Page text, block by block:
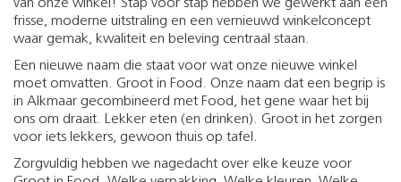
van onze winkel! Stap voor stap hebben we gewerkt aan een
frisse, moderne uitstraling en een vernieuwd winkelconcept
waar gemak, kwaliteit en beleving centraal staan.
Een nieuwe naam die staat voor wat onze nieuwe winkel
moet omvatten. Groot in Food. Onze naam dat een begrip is
in Alkmaar gecombineerd met Food, het gene waar het bij
ons om draait. Lekker eten (en drinken). Groot in het zorgen
voor iets lekkers, gewoon thuis op tafel.
Zorgvuldig hebben we nagedacht over elke keuze voor